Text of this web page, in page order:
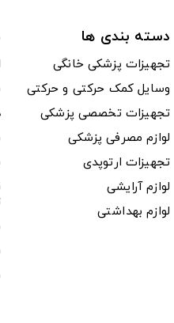
دسته بندی ها
تجهیزات پزشکی خانگی
وسایل کمک حرکتی و حرکتی
تجهیزات تخصصی پزشکی
لوازم مصرفی پزشکی
تجهیزات ارتوپدی
لوازم آرایشی
لوازم بهداشتی